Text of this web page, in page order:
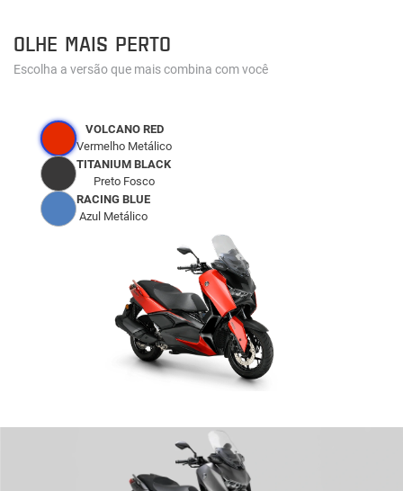
OLHE MAIS PERTO
Escolha a versão que mais combina com você
VOLCANO RED
Vermelho Metálico
TITANIUM BLACK
Preto Fosco
RACING BLUE
Azul Metálico